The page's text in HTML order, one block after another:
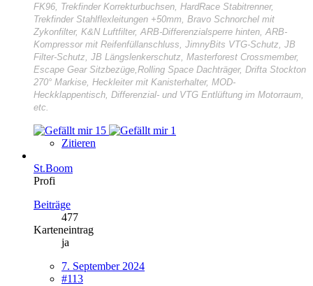
FK96, Trekfinder Korrekturbuchsen, HardRace Stabitrenner,
Trekfinder Stahlflexleitungen +50mm, Bravo Schnorchel mit
Zykonfilter, K&N Luftfilter, ARB-Differenzialsperre hinten, ARB-
Kompressor mit Reifenfüllanschluss, JimnyBits VTG-Schutz, JB
Filter-Schutz, JB Längslenkerschutz, Masterforest Crossmember,
Escape Gear Sitzbezüge,Rolling Space Dachträger, Drifta Stockton
270° Markise, Heckleiter mit Kanisterhalter, MOD-
Heckklappentisch, Differenzial- und VTG Entlüftung im Motorraum,
etc.
15
1
Zitieren
St.Boom
Profi
Beiträge
477
Karteneintrag
ja
7. September 2024
#113